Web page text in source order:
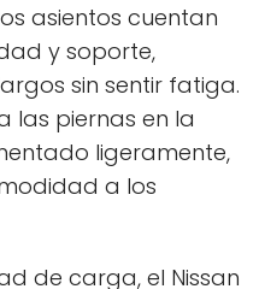
asientos cuentan
y soporte,
sin sentir fatiga.
las piernas en la
ligeramente,
a los
de carga, el Nissan